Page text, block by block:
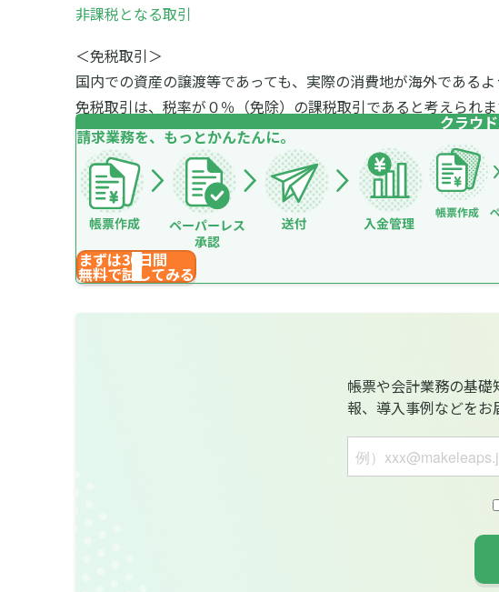
非課税となる取引
＜免税取引＞
国内での資産の譲渡等であっても、実際の消費地が海外であるよ
免税取引は、税率が０％（免除）の課税取引であると考えられ
クラウ
請求業務を、もっとかんたんに。
まずは30日間
無料で試してみる
帳票や会計業務の基
報、導入事例などをお